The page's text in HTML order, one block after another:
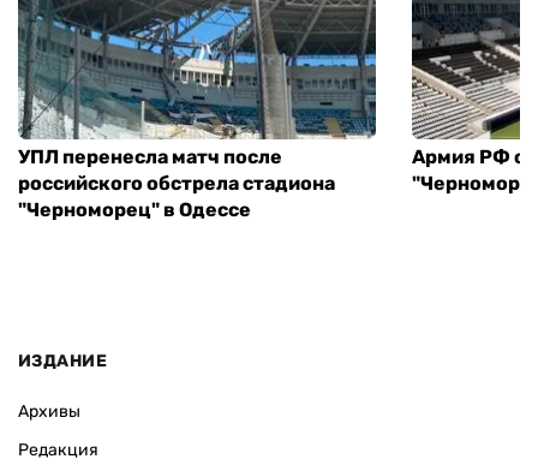
УПЛ перенесла матч после
российского обстрела стадиона
"Черноморец" в Одессе
Армия РФ
ИЗДАНИЕ
Архивы
Редакция